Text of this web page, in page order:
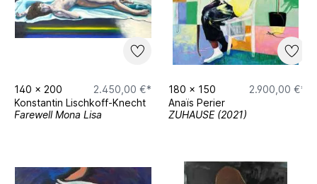
140 x 200
2.450,00 €*
Konstantin Lischkoff-Knecht
Farewell Mona Lisa
180 x 150
2.900,00 €*
Anaïs Perier
ZUHAUSE (2021)